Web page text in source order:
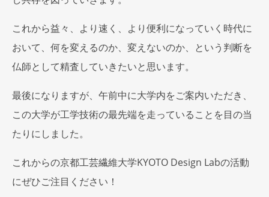
これから益々、より速く、より便利になっていく時代に
おいて、何を変えるのか、変えないのか、という判断を
仏師として精査していきたいと思います。
最後になりますが、午前中に大学内をご案内いただき、
この大学が工学技術の最先端を走っていることを目の当
たりにしました。
これからの京都工芸繊維大学KYOTO Design Labの活動
にぜひご注目ください！